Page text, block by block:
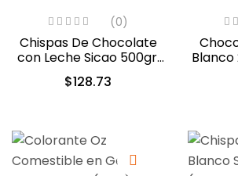
(0)
Chispas De Chocolate
con Leche Sicao 500gr.
(2022-A99)
$128.73